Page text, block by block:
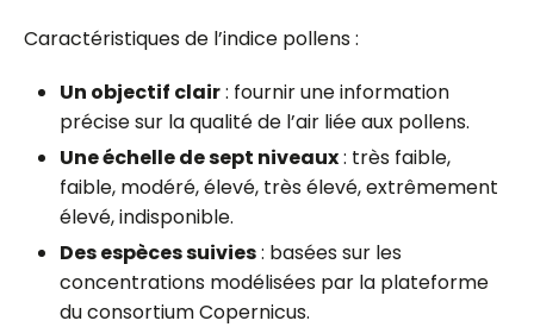
Caractéristiques de l’indice pollens :
Un objectif clair: fournir une information
précise sur la qualité de l’air liée aux pollens.
Une échelle de sept niveaux: très faible,
faible, modéré, élevé, très élevé, extrêmement
élevé, indisponible.
Des espèces suivies: basées sur les
concentrations modélisées par la plateforme
du consortium Copernicus.